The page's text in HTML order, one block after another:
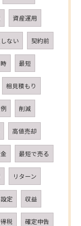
資産運用
ない 契約前
最短
相見積もり
削減
高値売却
最短で売る
リターン
定 収益
税 確定申告